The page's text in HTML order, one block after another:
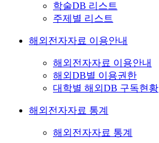
학술DB 리스트
주제별 리스트
해외전자자료 이용안내
해외전자자료 이용안내
해외DB별 이용권한
대학별 해외DB 구독현황
해외전자자료 통계
해외전자자료 통계